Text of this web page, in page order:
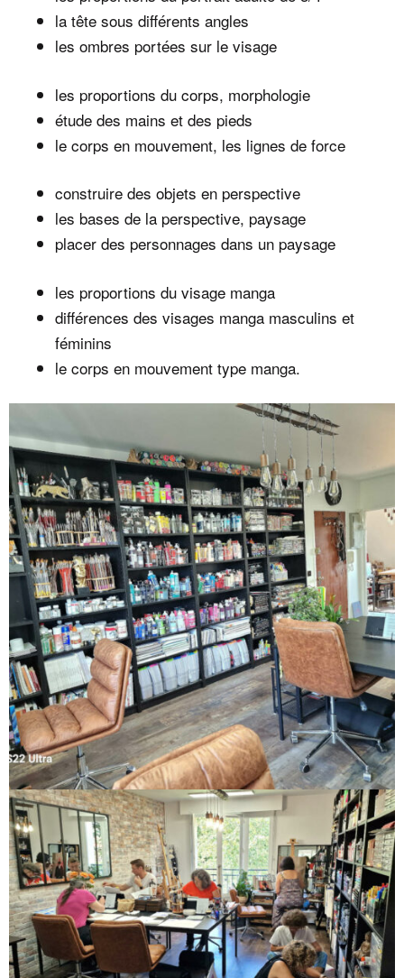
la tête sous différents angles
les ombres portées sur le visage
les proportions du corps, morphologie
étude des mains et des pieds
le corps en mouvement, les lignes de force
construire des objets en perspective
les bases de la perspective, paysage
placer des personnages dans un paysage
les proportions du visage manga
différences des visages manga masculins et
féminins
le corps en mouvement type manga.